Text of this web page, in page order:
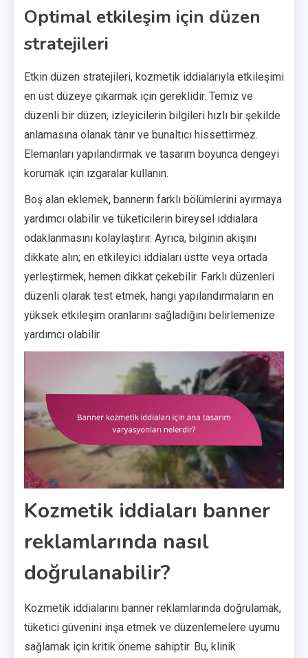
Optimal etkileşim için düzen
stratejileri
Etkin düzen stratejileri, kozmetik iddialarıyla etkileşimi
en üst düzeye çıkarmak için gereklidir. Temiz ve
düzenli bir düzen, izleyicilerin bilgileri hızlı bir şekilde
anlamasına olanak tanır ve bunaltıcı hissettirmez.
Elemanları yapılandırmak ve tasarım boyunca dengeyi
korumak için ızgaralar kullanın.
Boş alan eklemek, bannerın farklı bölümlerini ayırmaya
yardımcı olabilir ve tüketicilerin bireysel iddialara
odaklanmasını kolaylaştırır. Ayrıca, bilginin akışını
dikkate alın; en etkileyici iddiaları üstte veya ortada
yerleştirmek, hemen dikkat çekebilir. Farklı düzenleri
düzenli olarak test etmek, hangi yapılandırmaların en
yüksek etkileşim oranlarını sağladığını belirlemenize
yardımcı olabilir.
Kozmetik iddiaları banner
reklamlarında nasıl
doğrulanabilir?
Kozmetik iddialarını banner reklamlarında doğrulamak,
tüketici güvenini inşa etmek ve düzenlemelere uyumu
sağlamak için kritik öneme sahiptir. Bu, klinik